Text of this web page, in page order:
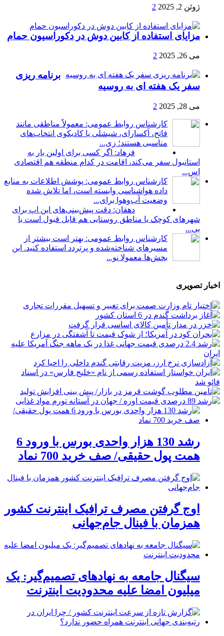
ژوئن 2, 2025 2
مزایای استفاده از کابین دوش در دکوراسیون حمام
می 26, 2025 2
برنامه ریزی
سفر یک هفته ای به روسیه
می 28, 2025 2
کارشناس روابط عمومی: معمولاً مناطقی مانند
فاتح، آکسارای، شیشلی یا کادیکوی انتخاب‌های
مناسبی هستند؛ زی...
فرهاد: اگر کسی برای اولین بار به
استانبول سفر می‌کند، اقامت در کدام منطقه هم اقتصادی
اس...
کارشناس روابط عمومی: پوشش اطلاعات به منابع
داده هواشناسی وابسته است، اما تلاش شده
وضعیت آب‌وهوا برای...
دهقان: دقت پیش‌بینی‌های این اپ برای
شهرهای کوچک یا مناطق روستایی هم قابل قبول است یا
بی...
کارشناس روابط عمومی: بهتر است بیشتر از
مسیرهای شناخته‌شده و پرتردد استفاده کنید. این
بخش‌ها معمولا نو...
اخبار تصویری
رشد 130 هزار واحدی بورس با ورود 6
همت پول حقیقی/ صف خرید 700 نماد
اوج گرفتن مصرف ترافیک اینترنت کشور
همزمان با فینال جام‌جهانی
سیگنال جامعه به نهادهای تصمیم‌گیر: یک
میلیون امضا علیه محدودیت اینترنت